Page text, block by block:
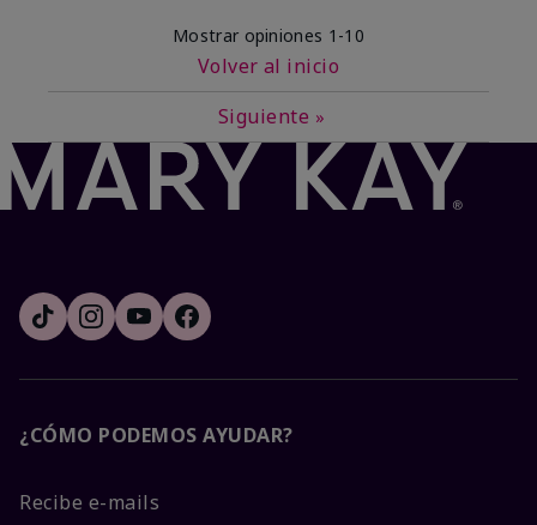
Mostrar opiniones 1-10
Volver al inicio
Siguiente »
¿CÓMO PODEMOS AYUDAR?
Recibe e-mails